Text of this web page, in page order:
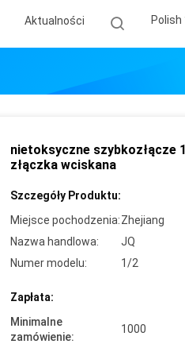
Aktualności Polish
nietoksyczne szybkozłącze
złączka wciskana
Szczegóły Produktu:
Miejsce pochodzenia:Zhejiang
Nazwa handlowa:
JQ
Numer modelu:
1/2
Zapłata:
Minimalne
zamówienie:
1000